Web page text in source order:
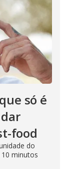
só é
food
do
minutos